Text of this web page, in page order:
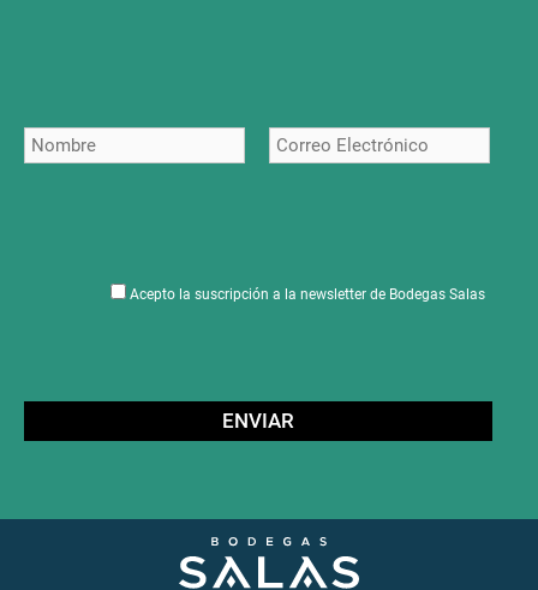
Acepto la suscripción a la newsletter de Bodegas Salas